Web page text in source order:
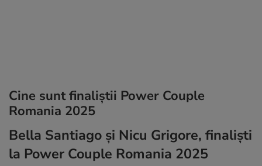
Cine sunt finaliștii Power Couple
Romania 2025
Bella Santiago și Nicu Grigore, finaliști
la Power Couple Romania 2025